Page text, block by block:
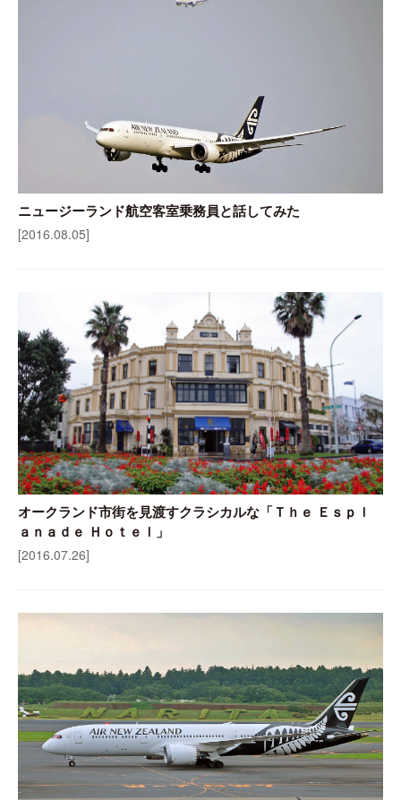
ニュージーランド航空客室乗務員と話してみた
[2016.08.05]
オークランド市街を見渡すクラシカルな「Ｔｈｅ Ｅｓｐｌ
ａｎａｄｅ Ｈｏｔｅｌ」
[2016.07.26]